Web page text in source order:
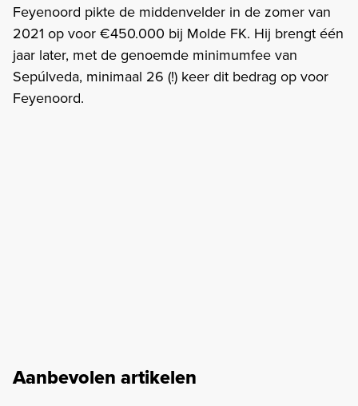
Feyenoord pikte de middenvelder in de zomer van
2021 op voor €450.000 bij Molde FK. Hij brengt één
jaar later, met de genoemde minimumfee van
Sepúlveda, minimaal 26 (!) keer dit bedrag op voor
Feyenoord.
Aanbevolen artikelen